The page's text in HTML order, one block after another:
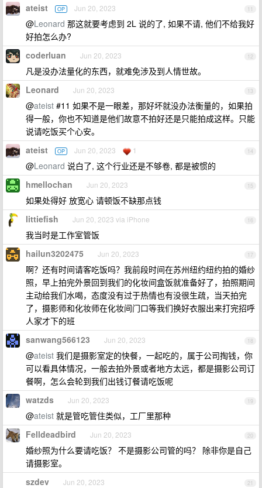
11
ateist OP Jun 20, 2023
@Leonard 那这就要考虑到 2L 说的了, 如果不请, 他们不给我好
好拍怎么办?
12
coderluan Jun 20, 2023
凡是没办法量化的东西，就难免涉及到人情世故。
13
Leonard Jun 20, 2023
@ateist #11 如果不是一眼差，那好坏就没办法衡量的，如果拍
得一般，你也不知道是他们故意不拍好还是只能拍成这样。只能
说请吃饭买个心安。
14
ateist OP Jun 20, 2023 1
@Leonard 说白了, 这个行业还是不够卷, 都是被惯的
15
hmellochan Jun 20, 2023
如果处得好 放宽心 请顿饭不缺那点钱
16
littiefish Jun 20, 2023 via iPhone
我当时是工作室管饭
17
hailun3202475 Jun 20, 2023
啊？还有时间请客吃饭吗？我前段时间在苏州纽约纽约拍的婚纱
照，早上拍完外景回到我们的化妆间盒饭就准备好了，拍照期间
主动给我们水喝，态度没有过于热情也有没很生疏，当天拍完
了，摄影师和化妆师在化妆间门口等我们换好衣服出来打完招呼
人家才下的班
18
sanwang566123 Jun 20, 2023
@ateist 我们是摄影室定的快餐，一起吃的，属于公司掏钱，你
可以看具体情况，一般去拍外景或者地方太远，都是摄影公司订
餐啊，怎么会轮到我们出钱订餐请吃饭呢
19
watzds Jun 20, 2023
@ateist 就是管吃管住类似，工厂里那种
20
Felldeadbird Jun 20, 2023
婚纱照为什么要请吃饭？ 不是摄影公司管的吗？ 除非你是自己
请摄影室。
21
szdev Jun 20, 2023